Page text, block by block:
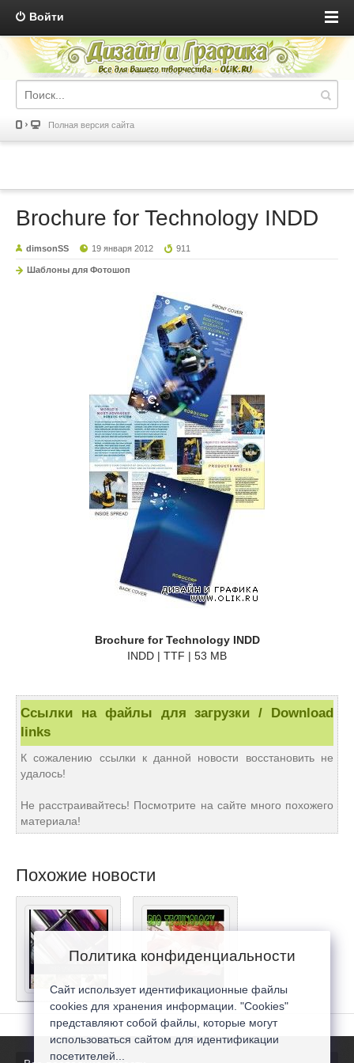
Войти
Полная версия сайта
Brochure for Technology INDD
dimsonSS 19 января 2012 911
Шаблоны для Фотошоп
Brochure for Technology INDD
INDD | TTF | 53 MB
Ссылки на файлы для загрузки / Download
links
К сожалению ссылки к данной новости восстановить не
удалось!
Не расстраивайтесь! Посмотрите на сайте много похожего
материала!
Похожие новости
Политика конфиденциальности
Сайт использует идентификационные файлы
cookies для хранения информации. "Cookies"
представляют собой файлы, которые могут
использоваться сайтом для идентификации
посетителей...